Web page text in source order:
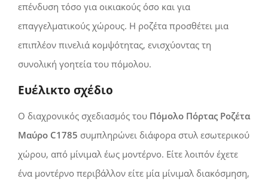
επένδυση τόσο για οικιακούς όσο και για
επαγγελματικούς χώρους. Η ροζέτα προσθέτει μια
επιπλέον πινελιά κομψότητας, ενισχύοντας τη
συνολική γοητεία του πόμολου.
Ευέλικτο σχέδιο
Ο διαχρονικός σχεδιασμός του Πόμολο Πόρτας Ροζέτα
Μαύρο C1785 συμπληρώνει διάφορα στυλ εσωτερικού
χώρου, από μίνιμαλ έως μοντέρνο. Είτε λοιπόν έχετε
ένα μοντέρνο περιβάλλον είτε μία μίνιμαλ διακόσμηση,